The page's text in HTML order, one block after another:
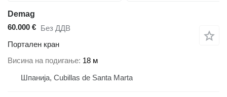
Demag
60.000 € Без ДДВ
Портален кран
Висина на подигање 18 м
Шпанија, Cubillas de Santa Marta